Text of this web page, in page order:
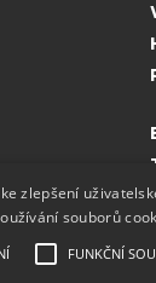
zlepšení
souborů
FUNKČNÍ